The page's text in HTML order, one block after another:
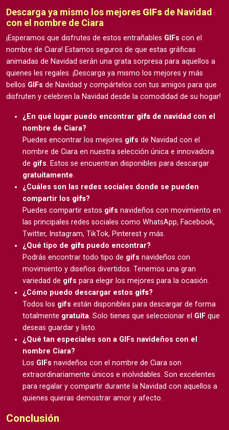
Descarga ya mismo los mejores GIFs de Navidad
con el nombre de Ciara
¡Esperamos que disfrutes de estos entrañables GIFs con el
nombre de Ciara! Estamos seguros de que estas gráficas
animadas de Navidad serán una grata sorpresa para aquellos a
quienes les regales. ¡Descarga ya mismo los mejores y más
bellos GIFs de Navidad y compártelos con tus amigos para que
disfruten y celebren la Navidad desde la comodidad de su hogar!
¿En qué lugar puedo encontrar gifs de navidad con el
nombre de Ciara?
Puedes encontrar los mejores gifs de Navidad con el
nombre de Ciara en nuestra selección única e innovadora
de gifs. Estos se encuentran disponibles para descargar
gratuitamente.
¿Cuáles son las redes sociales donde se pueden
compartir los gifs?
Puedes compartir estos gifs navideños con movimiento en
las principales redes sociales como WhatsApp, Facebook,
Twitter, Instagram, TikTok, Pinterest y más.
¿Qué tipo de gifs puedo encontrar?
Podrás encontrar todo tipo de gifs navideños con
movimiento y diseños divertidos. Tenemos una gran
variedad de gifs para elegir los mejores para la ocasión.
¿Cómo puedo descargar estos gifs?
Todos los gifs están disponibles para descargar de forma
totalmente gratuita. Solo tienes que seleccionar el GIF que
deseas guardar y listo.
¿Qué tan especiales son a GIFs navideños con el
nombre Ciara?
Los GIFs navideños con el nombre de Ciara son
extraordinariamente únicos e inolvidables. Son excelentes
para regalar y compartir durante la Navidad con aquellos a
quienes quieras demostrar amor y afecto.
Conclusión